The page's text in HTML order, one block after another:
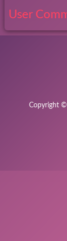
User
Copyright